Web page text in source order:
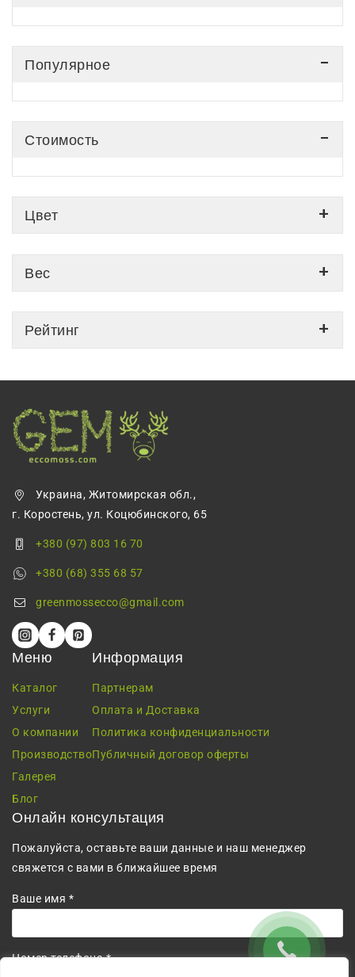
Популярное
Стоимость
Цвет
Вес
Рейтинг
Украина, Житомирская обл.,
г. Коростень, ул. Коцюбинского, 65
+380 (97) 803 16 70
+380 (68) 355 68 57
greenmossecco@gmail.com
Меню
Каталог
Услуги
О компании
Производство
Галерея
Блог
Информация
Партнерам
Оплата и Доставка
Политика конфиденциальности
Публичный договор оферты
Онлайн консультация
Пожалуйста, оставьте ваши данные и наш менеджер
свяжется с вами в ближайшее время
Ваше имя *
Номер телефона *